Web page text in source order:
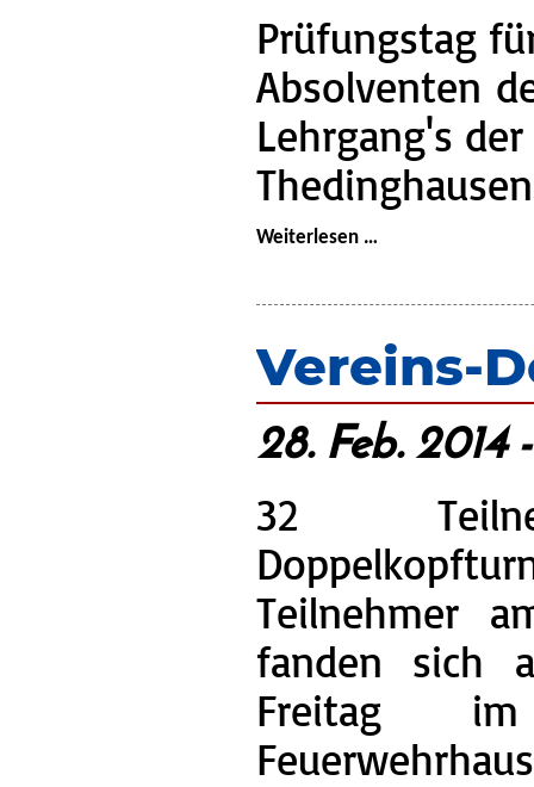
Prüfungstag
Absolventen
Lehrgang's
Weiterlesen …
Vereins-
28. Feb. 2014
32
Teilnehmer
fanden sich
Freitag im